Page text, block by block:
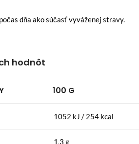
dňa ako súčasť vyváženej stravy.
hodnôt
100 G
1052 kJ / 254 kcal
1,3 g